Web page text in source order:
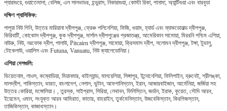
প্যারাগুয়ে, গুয়াতেমালা, বেলিজ, এল সালভাডর, হন্ডুরাস, নিকারাগুয়া, কোস্টা রিকা, পানামা, অ্যান্টিগুয়া এবং বারবুডা
দক্ষিণ প্যাসিফিক:
পাপুয়া নিউ গিনি, উত্তর মারিয়ানা দ্বীপপুঞ্জ, ফ্রেঞ্চ পলিনেশিয়া, ফিজি, গুয়াম, হ্যার্ড এবং ম্যাকডোনাল্ড দ্বীপপুঞ্জ,
কিরিবাটি, কোকোস দ্বীপপুঞ্জ, কুক দ্বীপপুঞ্জ, মার্শাল দ্বীপপুঞ্জের প্রজাতন্ত্র, আমেরিকান সামোয়া, মিররনি পশ্চিম এশিয়া,
নাউরু, নিউ, নরফোক দ্বীপ, পালাউ, Pitcairn দ্বীপপুঞ্জ, সামোয়া, ক্রিসমাস দ্বীপ, সলোমন দ্বীপপুঞ্জ, টঙ্গা, টুভালু,
টোকেলাউ, ওয়ালিস এবং Futuna, Vanuatu, নিউ ক্যালেডোনিয়া।
এশিয়া দেশগুলি:
ভিয়েতনাম, লাওস, কম্বোডিয়া, মিয়ানমার, থাইল্যান্ড, মালয়েশিয়া, সিঙ্গাপুর, ইন্দোনেশিয়া, ফিলিপাইন, ব্রুনেই, শ্রীলঙ্কা,
মালদ্বীপ, পাকিস্তান, ভারত, বাংলাদেশ, নেপাল, ভুটান, আফগানিস্তান, ইরান, আজারবাইজান, আর্মেনিয়া, জর্জিয়া সহ
উত্তর কোরিয়া, মঙ্গোলিয়া। , তুরস্ক, সাইপ্রাস, সিরিয়া, লেবানন, ফিলিস্তিন, জর্ডান, ইরাক, কুয়েত, সৌদি আরব,
ইয়েমেন, ওমান, সংযুক্ত আরব আমিরাত, কাতার, বাহরাইন, তুর্কমেনিস্তান, উজবেকিস্তান, কিরগিজস্তান,
তাজিকিস্তান, কাজাখস্তান।